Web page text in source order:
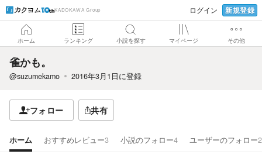
KADOKAWA Group ログイン 新規登録
ホーム ランキング 小説を探す マイページ その他
雀かも。
@suzumekamo 2016年3月1日に登録
フォロー 共有
ホーム おすすめレビュー3 小説のフォロー4 ユーザーのフォロー2